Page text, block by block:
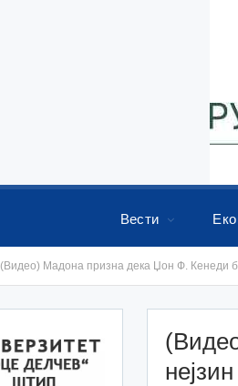
Вести
(Видео) Мадона призна дека Џон Ф. Кенеди